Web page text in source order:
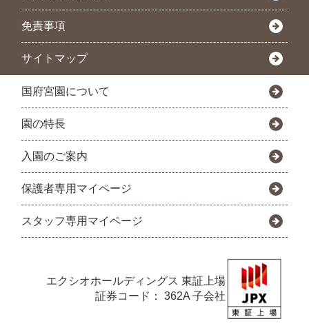
免責事項
サイトマップ
国府宮園について
園の特長
入園のご案内
保護者専用マイページ
スタッフ専用マイページ
エクシオホールディングス 東証上場
証券コード： 362A 子会社